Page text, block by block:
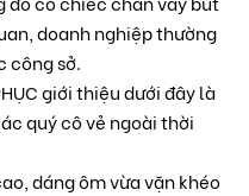
doanh nghiệp thường
công sở.
giới thiệu dưới đây là
quý cô vẻ ngoài thời
dáng ôm vừa vặn khéo